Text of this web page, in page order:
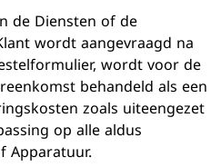
de Diensten of de
wordt aangevraagd na
wordt voor de
behandeld als een
zoals uiteengezet
op alle aldus
Apparatuur.